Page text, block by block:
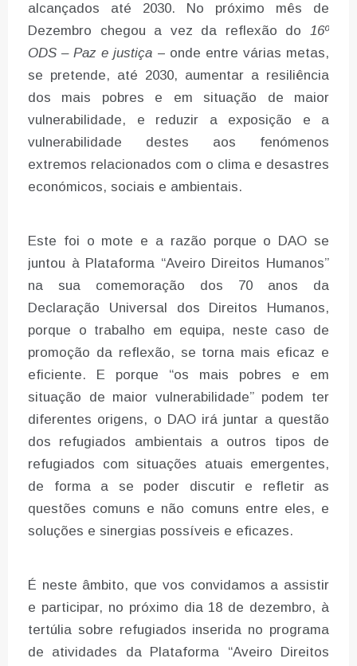
alcançados até 2030. No próximo mês de
Dezembro chegou a vez da reflexão do 16º
ODS – Paz e justiça – onde entre várias metas,
se pretende, até 2030, aumentar a resiliência
dos mais pobres e em situação de maior
vulnerabilidade, e reduzir a exposição e a
vulnerabilidade destes aos fenómenos
extremos relacionados com o clima e desastres
económicos, sociais e ambientais.
Este foi o mote e a razão porque o DAO se
juntou à Plataforma “Aveiro Direitos Humanos”
na sua comemoração dos 70 anos da
Declaração Universal dos Direitos Humanos,
porque o trabalho em equipa, neste caso de
promoção da reflexão, se torna mais eficaz e
eficiente. E porque “os mais pobres e em
situação de maior vulnerabilidade” podem ter
diferentes origens, o DAO irá juntar a questão
dos refugiados ambientais a outros tipos de
refugiados com situações atuais emergentes,
de forma a se poder discutir e refletir as
questões comuns e não comuns entre eles, e
soluções e sinergias possíveis e eficazes.
É neste âmbito, que vos convidamos a assistir
e participar, no próximo dia 18 de dezembro, à
tertúlia sobre refugiados inserida no programa
de atividades da Plataforma “Aveiro Direitos